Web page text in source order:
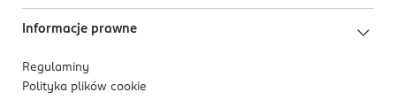
Informacje prawne
Regulaminy
Polityka plików cookie